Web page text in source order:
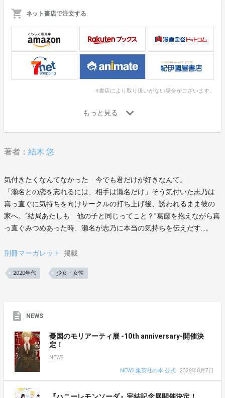
ネット書店で注文する
※書店により取り扱いがない場合がございます。
著者： 結木 悠
気付きたくなんてなかった 今でも君だけが好きなんて。
「瀬名との恋を忘れるには、相手は瀬名だけ」そう気付いた志乃は
真っ直ぐに気持ちを向けサークルの打ち上げ後、誘われるまま彼の
家へ。“結局あたしも 他の子と同じってこと？”葛藤を抱えながら真
っ直ぐみつめあった時、瀬名が志乃に本当の気持ちを伝えだす…。
別冊マーガレット 掲載
2020年代 少女・女性
NEWS
憂国のモリアーティ展 -10th anniversary-開催決
定！
NEWS
NEWS 集英社の本 公式
2026年8月7日